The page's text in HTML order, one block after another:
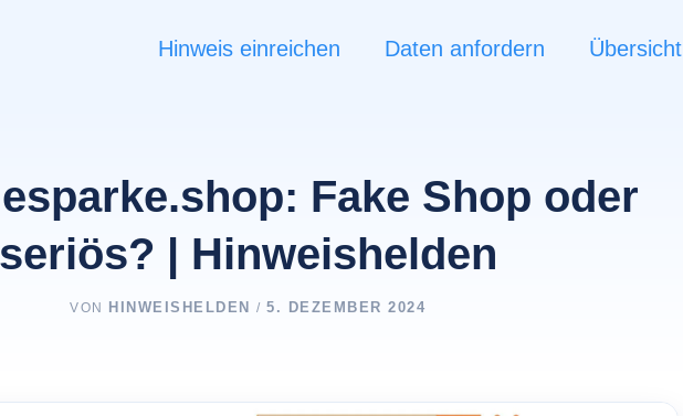
Hinweis einreichen Daten anfordern Übersicht
Fake Shop oder
| Hinweishelden
VON HINWEISHELDEN / 5. DEZEMBER 2024